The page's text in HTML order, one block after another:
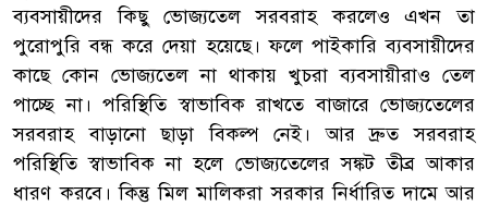
ব্যবসায়ীদের কিছু ভোজ্যতেল সরবরাহ করলেও এখন তা
পুরোপুরি বন্ধ করে দেয়া হয়েছে। ফলে পাইকারি ব্যবসায়ীদের
কাছে কোন ভোজ্যতেল না থাকায় খুচরা ব্যবসায়ীরাও তেল
পাচ্ছে না। পরিস্থিতি স্বাভাবিক রাখতে বাজারে ভোজ্যতেলের
সরবরাহ বাড়ানো ছাড়া বিকল্প নেই। আর দ্রুত সরবরাহ
পরিস্থিতি স্বাভাবিক না হলে ভোজ্যতেলের সঙ্কট তীব্র আকার
ধারণ করবে। কিন্তু মিল মালিকরা সরকার নির্ধারিত দামে আর